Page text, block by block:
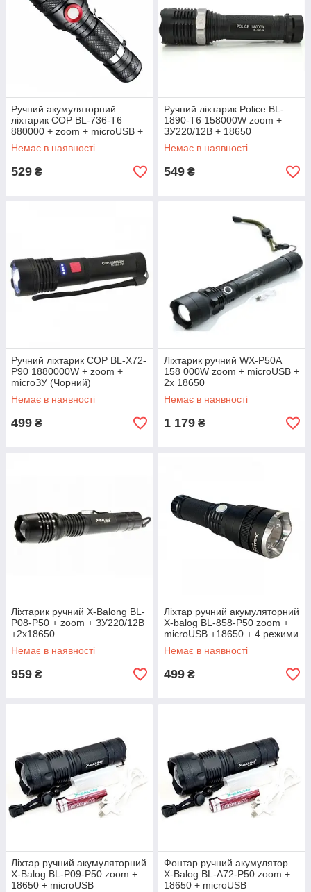
Ручний акумуляторний
ліхтарик COP BL-736-T6
880000 + zoom + microUSB +
18650 Ліхтар
Немає в наявності
529 ₴
Ручний ліхтарик Police BL-
1890-T6 158000W zoom +
ЗУ220/12В + 18650
Немає в наявності
549 ₴
Ручний ліхтарик COP BL-X72-
P90 1880000W + zoom +
microЗУ (Чорний)
Немає в наявності
499 ₴
Ліхтарик ручний WX-P50A
158 000W zoom + microUSB +
2х 18650
Немає в наявності
1 179 ₴
Ліхтарик ручний X-Balong BL-
P08-P50 + zoom + ЗУ220/12В
+2x18650
Немає в наявності
959 ₴
Ліхтар ручний акумуляторний
X-balog BL-858-P50 zoom +
microUSB +18650 + 4 режими
Немає в наявності
499 ₴
Ліхтар ручний акумуляторний
X-Balog BL-P09-P50 zoom +
18650 + microUSB
Фонтар ручний акумулятор
X-Balog BL-A72-P50 zoom +
18650 + microUSB